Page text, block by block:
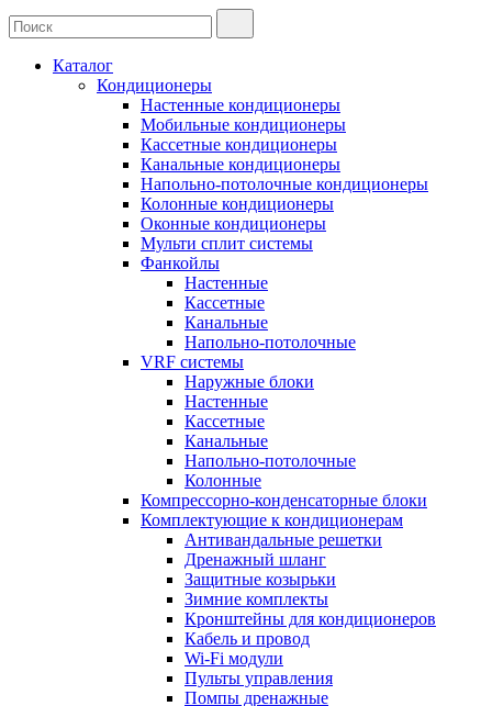
Каталог
Кондиционеры
Настенные кондиционеры
Мобильные кондиционеры
Кассетные кондиционеры
Канальные кондиционеры
Напольно-потолочные кондиционеры
Колонные кондиционеры
Оконные кондиционеры
Мульти сплит системы
Фанкойлы
Настенные
Кассетные
Канальные
Напольно-потолочные
VRF системы
Наружные блоки
Настенные
Кассетные
Канальные
Напольно-потолочные
Колонные
Компрессорно-конденсаторные блоки
Комплектующие к кондиционерам
Антивандальные решетки
Дренажный шланг
Защитные козырьки
Зимние комплекты
Кронштейны для кондиционеров
Кабель и провод
Wi-Fi модули
Пульты управления
Помпы дренажные